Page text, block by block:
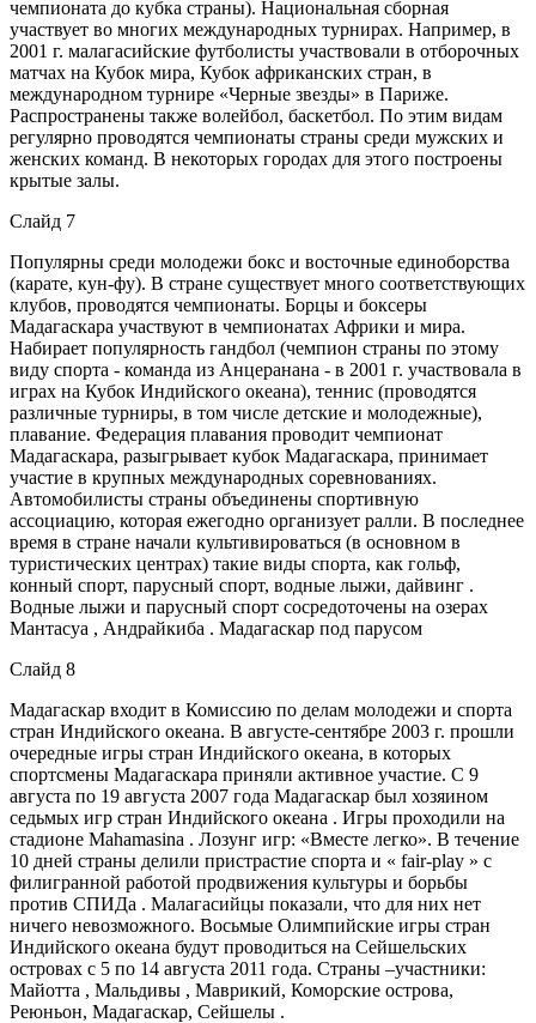
чемпионата до кубка страны). Национальная сборная
участвует во многих международных турнирах. Например, в
2001 г. малагасийские футболисты участвовали в отборочных
матчах на Кубок мира, Кубок африканских стран, в
международном турнире «Черные звезды» в Париже.
Распространены также волейбол, баскетбол. По этим видам
регулярно проводятся чемпионаты страны среди мужских и
женских команд. В некоторых городах для этого построены
крытые залы.
Слайд 7
Популярны среди молодежи бокс и восточные единоборства
(карате, кун-фу). В стране существует много соответствующих
клубов, проводятся чемпионаты. Борцы и боксеры
Мадагаскара участвуют в чемпионатах Африки и мира.
Набирает популярность гандбол (чемпион страны по этому
виду спорта - команда из Анцеранана - в 2001 г. участвовала в
играх на Кубок Индийского океана), теннис (проводятся
различные турниры, в том числе детские и молодежные),
плавание. Федерация плавания проводит чемпионат
Мадагаскара, разыгрывает кубок Мадагаскара, принимает
участие в крупных международных соревнованиях.
Автомобилисты страны объединены спортивную
ассоциацию, которая ежегодно организует ралли. В последнее
время в стране начали культивироваться (в основном в
туристических центрах) такие виды спорта, как гольф,
конный спорт, парусный спорт, водные лыжи, дайвинг .
Водные лыжи и парусный спорт сосредоточены на озерах
Мантасуа , Андрайкиба . Мадагаскар под парусом
Слайд 8
Мадагаскар входит в Комиссию по делам молодежи и спорта
стран Индийского океана. В августе-сентябре 2003 г. прошли
очередные игры стран Индийского океана, в которых
спортсмены Мадагаскара приняли активное участие. С 9
августа по 19 августа 2007 года Мадагаскар был хозяином
седьмых игр стран Индийского океана . Игры проходили на
стадионе Mahamasina . Лозунг игр: «Вместе легко». В течение
10 дней страны делили пристрастие спорта и « fair-play » с
филигранной работой продвижения культуры и борьбы
против СПИДа . Малагасийцы показали, что для них нет
ничего невозможного. Восьмые Олимпийские игры стран
Индийского океана будут проводиться на Сейшельских
островах с 5 по 14 августа 2011 года. Страны –участники:
Майотта , Мальдивы , Маврикий, Коморские острова,
Реюньон, Мадагаскар, Сейшелы .